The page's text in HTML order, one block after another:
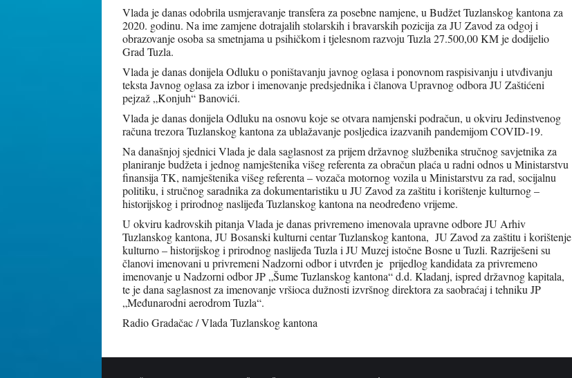
Vlada je danas odobrila usmjeravanje transfera za posebne namjene, u Budžet Tuzlanskog kantona za
2020. godinu. Na ime zamjene dotrajalih stolarskih i bravarskih pozicija za JU Zavod za odgoj i
obrazovanje osoba sa smetnjama u psihičkom i tjelesnom razvoju Tuzla 27.500,00 KM je dodijelio
Grad Tuzla.
Vlada je danas donijela Odluku o poništavanju javnog oglasa i ponovnom raspisivanju i utvđivanju
teksta Javnog oglasa za izbor i imenovanje predsjednika i članova Upravnog odbora JU Zaštićeni
pejzaž „Konjuh“ Banovići.
Vlada je danas donijela Odluku na osnovu koje se otvara namjenski podračun, u okviru Jedinstvenog
računa trezora Tuzlanskog kantona za ublažavanje posljedica izazvanih pandemijom COVID-19.
Na današnjoj sjednici Vlada je dala saglasnost za prijem državnog službenika stručnog savjetnika za
planiranje budžeta i jednog namještenika višeg referenta za obračun plaća u radni odnos u Ministarstvu
finansija TK, namještenika višeg referenta – vozača motornog vozila u Ministarstvu za rad, socijalnu
politiku, i stručnog saradnika za dokumentaristiku u JU Zavod za zaštitu i korištenje kulturnog –
historijskog i prirodnog naslijeđa Tuzlanskog kantona na neodređeno vrijeme.
U okviru kadrovskih pitanja Vlada je danas privremeno imenovala upravne odbore JU Arhiv
Tuzlanskog kantona, JU Bosanski kulturni centar Tuzlanskog kantona, JU Zavod za zaštitu i korištenje
kulturno – historijskog i prirodnog naslijeđa Tuzla i JU Muzej istočne Bosne u Tuzli. Razriješeni su
članovi imenovani u privremeni Nadzorni odbor i utvrđen je prijedlog kandidata za privremeno
imenovanje u Nadzorni odbor JP „Šume Tuzlanskog kantona“ d.d. Kladanj, ispred državnog kapitala,
te je dana saglasnost za imenovanje vršioca dužnosti izvršnog direktora za saobraćaj i tehniku JP
„Međunarodni aerodrom Tuzla“.
Radio Gradačac / Vlada Tuzlanskog kantona